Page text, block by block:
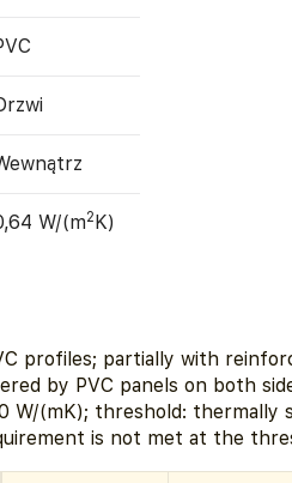
W/(m2K)
profiles; partially with
by PVC panels on both
W/(mK); threshold: thermally
is not met at the